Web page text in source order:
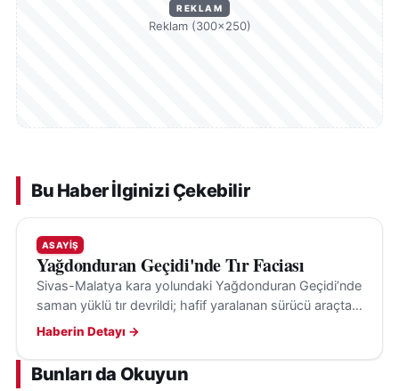
REKLAM
Reklam (300×250)
Bu Haber İlginizi Çekebilir
ASAYIŞ
Yağdonduran Geçidi'nde Tır Faciası
Sivas-Malatya kara yolundaki Yağdonduran Geçidi’nde
saman yüklü tır devrildi; hafif yaralanan sürücü araçtan
kendi imkânlarıyla çıkarken polis inceleme başlattı.
Haberin Detayı →
Bunları da Okuyun